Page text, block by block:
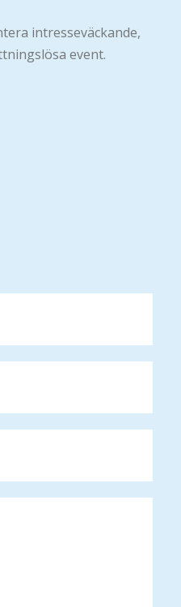
intresseväckande,
event.